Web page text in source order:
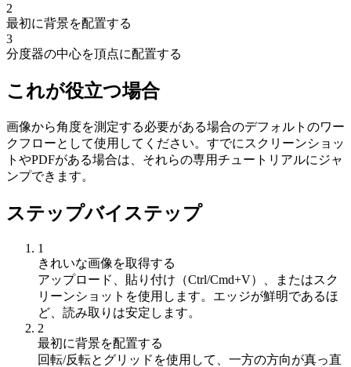
2
最初に背景を配置する
3
分度器の中心を頂点に配置する
これが役立つ場合
画像から角度を測定する必要がある場合のデフォルトのワー
クフローとして使用してください。すでにスクリーンショッ
トやPDFがある場合は、それらの専用チュートリアルにジャ
ンプできます。
ステップバイステップ
1
きれいな画像を取得する
アップロード、貼り付け（Ctrl/Cmd+V）、またはスク
リーンショットを使用します。エッジが鮮明であるほ
ど、読み取りは安定します。
2
最初に背景を配置する
回転/反転とグリッドを使用して、一方の方向が真っ直